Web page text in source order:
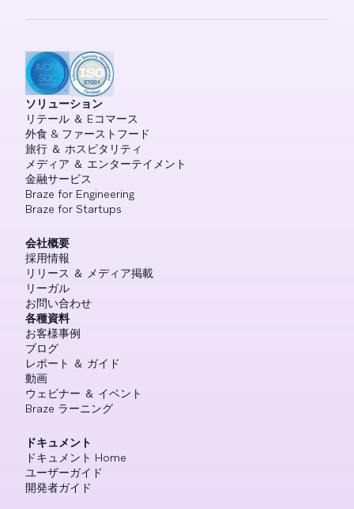
ソリューション
リテール ＆ Eコマース
外食 & ファーストフード
旅行 ＆ ホスピタリティ
メディア ＆ エンターテイメント
金融サービス
Braze for Engineering
Braze for Startups
会社概要
採用情報
リリース ＆ メディア掲載
リーガル
お問い合わせ
各種資料
お客様事例
ブログ
レポート ＆ ガイド
動画
ウェビナー ＆ イベント
Braze ラーニング
ドキュメント
ドキュメント Home
ユーザーガイド
開発者ガイド